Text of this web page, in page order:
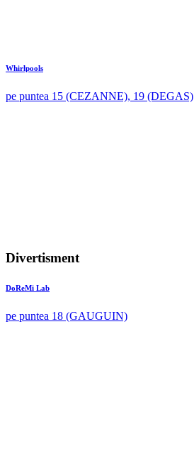
Whirlpools
pe puntea 15 (CEZANNE), 19 (DEGAS)
Divertisment
DoReMi Lab
pe puntea 18 (GAUGUIN)